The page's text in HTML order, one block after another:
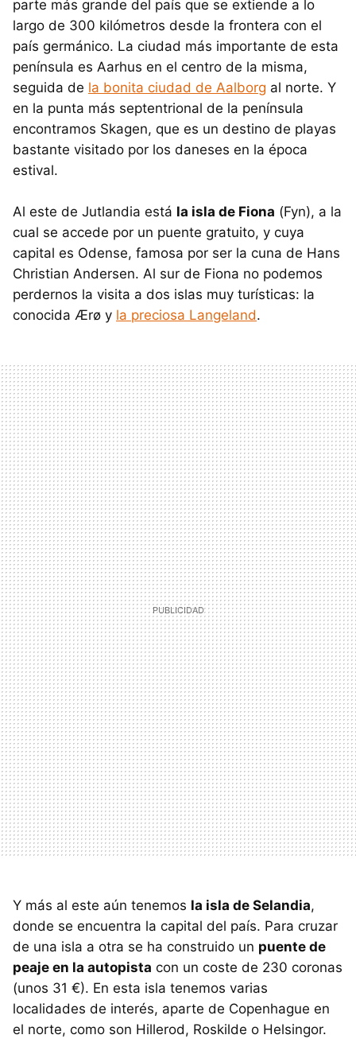
parte más grande del país que se extiende a lo
largo de 300 kilómetros desde la frontera con el
país germánico. La ciudad más importante de esta
península es Aarhus en el centro de la misma,
seguida de la bonita ciudad de Aalborg al norte. Y
en la punta más septentrional de la península
encontramos Skagen, que es un destino de playas
bastante visitado por los daneses en la época
estival.
Al este de Jutlandia está la isla de Fiona (Fyn), a la
cual se accede por un puente gratuito, y cuya
capital es Odense, famosa por ser la cuna de Hans
Christian Andersen. Al sur de Fiona no podemos
perdernos la visita a dos islas muy turísticas: la
conocida Ærø y la preciosa Langeland.
Y más al este aún tenemos la isla de Selandia,
donde se encuentra la capital del país. Para cruzar
de una isla a otra se ha construido un puente de
peaje en la autopista con un coste de 230 coronas
(unos 31 €). En esta isla tenemos varias
localidades de interés, aparte de Copenhague en
el norte, como son Hillerod, Roskilde o Helsingor.